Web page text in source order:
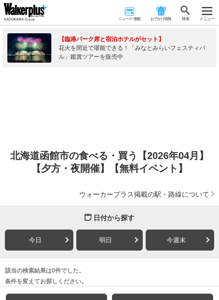
ニュース･連載 おでかけ情報 検 索 メニュー
【臨港パーク席と宿泊ホテルがセット】
花火を間近で堪能できる！「みなとみらいフェスティバ
ル」鑑賞ツアーを販売中
北海道函館市の食べる・買う【2026年04月】
【夕方・夜開催】【無料イベント】
ウォーカープラス掲載の駅・路線について
日付から探す
今日 明日 今週末
該当の検索結果は0件でした。
条件を変えてお探しください。